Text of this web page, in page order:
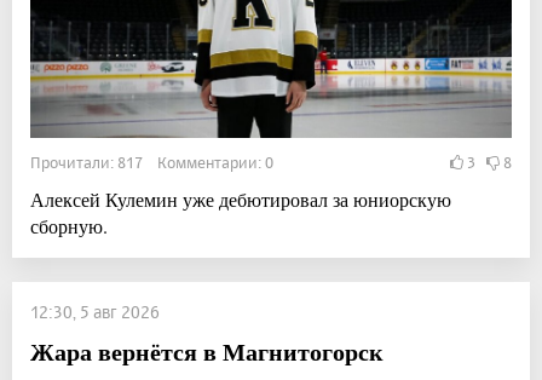
Прочитали: 817 Комментарии: 0 3 8
Алексей Кулемин уже дебютировал за юниорскую
сборную.
12:30, 5 авг 2026
Жара вернётся в Магнитогорск